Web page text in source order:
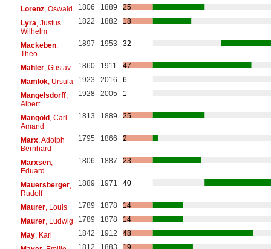
Lorenz, Oswald 1806 1889
25
Lyra , Justus
Wilhelm
1822 1882 18
Mackeben,
Theo
1897 1953 32
Mahler, Gustav 1860 1911
47
Mamlok, Ursula 1923 2016
6
Mangelsdorff,
Albert
1928 2005 1
Mangold, Carl
Amand
1813 1889 25
Marx, Adolph
Bernhard
1795 1866 2
Marxsen,
Eduard
1806 1887 23
Mauersberger,
Rudolf
1889 1971 40
Maurer, Louis 1789 1878
14
Maurer, Ludwig 1789 1878
14
May, Karl 1842 1912
48
1812 1883 19